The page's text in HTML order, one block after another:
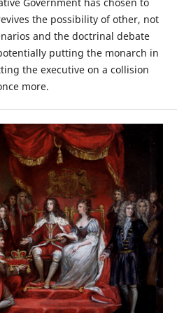
the possibility of other, not
and the doctrinal debate
putting the monarch in
the executive on a collision
more.